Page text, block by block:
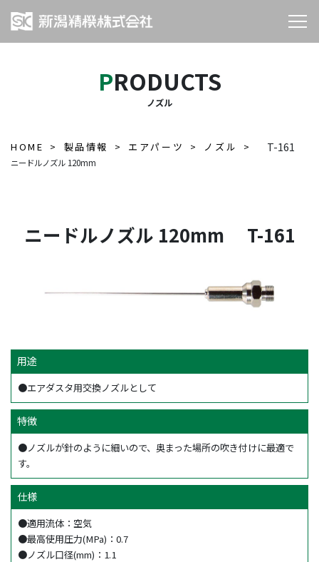
PRODUCTS
ノズル
HOME 製品情報 エアパーツ ノズル
ニードルノズル 120mm
T-161
ニードルノズル 120mm T-161
用途
●エアダスタ用交換ノズルとして
特徴
●ノズルが針のように細いので、奥まった場所の吹き付けに最適で
す。
仕様
●適用流体：空気
●最高使用圧力(MPa)：0.7
●ノズル口径(mm)：1.1